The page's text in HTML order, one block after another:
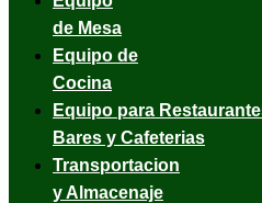
de Mesa
Equipo de
Cocina
Equipo para
Bares y Cafeterias
Transportacion
y Almacenaje